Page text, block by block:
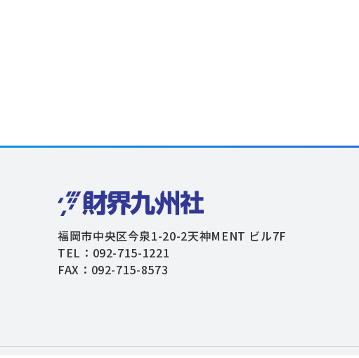
福岡市中央区今泉1-20-2天神MENT ビル7F
TEL：092-715-1221
FAX：092-715-8573